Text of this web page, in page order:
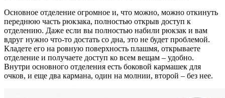
Основное отделение огромное и, что можно, можно откинуть
переднюю часть рюкзака, полностью открыв доступ к
отделению. Даже если вы полностью набили рюкзак и вам
вдруг нужно что-то достать со дна, это не будет проблемой.
Кладете его на ровную поверхность плашмя, открываете
отделение и получаете доступ ко всем вещам – удобно.
Внутри основного отделения есть боковой кармашек для
очков, и еще два кармана, один на молнии, второй – без нее.